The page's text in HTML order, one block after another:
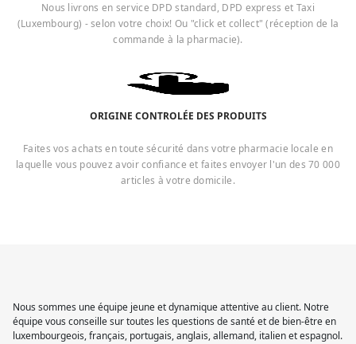
Nous livrons en service DPD standard, DPD express et Taxi
(Luxembourg) - selon votre choix! Ou "click et collect" (réception de la
commande à la pharmacie).
ORIGINE CONTROLÉE DES PRODUITS
Faites vos achats en toute sécurité dans votre pharmacie locale en
laquelle vous pouvez avoir confiance et faites envoyer l'un des 70 000
articles à votre domicile.
Nous sommes une équipe jeune et dynamique attentive au client. Notre
équipe vous conseille sur toutes les questions de santé et de bien-être en
luxembourgeois, français, portugais, anglais, allemand, italien et espagnol.